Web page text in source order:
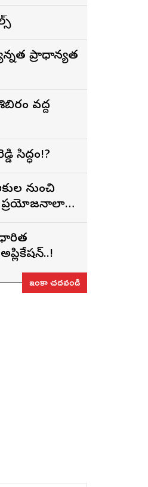
ప్రాధాన్యత
వద్ద
సిద్ధం!?
నుంచి
ప్రయోజనాలా…
ఇంకా చదవండి